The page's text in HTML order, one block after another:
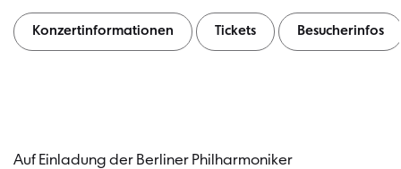
Konzertinformationen Tickets Besucherinfos
Auf Einladung der Berliner Philharmoniker